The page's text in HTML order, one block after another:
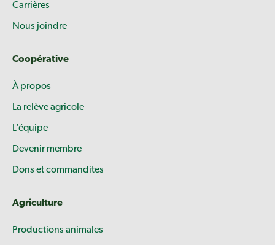
Carrières
Nous joindre
Coopérative
À propos
La relève agricole
L’équipe
Devenir membre
Dons et commandites
Agriculture
Productions animales